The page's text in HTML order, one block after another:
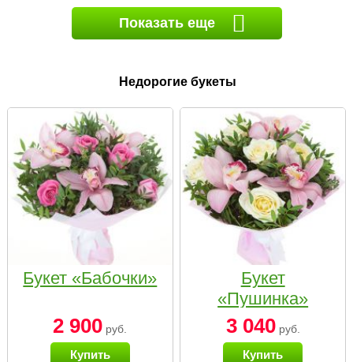
Показать еще
Недорогие букеты
Букет «Бабочки»
2 900 руб.
Купить
Букет
«Пушинка»
3 040руб.
Купить